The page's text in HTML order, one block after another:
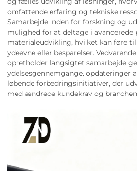
omfattende erfaring og tekniske
Samarbejde inden for forskning og
mulighed for at deltage i avancerede
materialeudvikling, hvilket kan føre
ydeevne eller besparelser.
opretholder langsigtet samarbejde
ydelsesgennemgange, opdateringer
løbende forbedringsinitiativer, der
med ændrede kundekrav og